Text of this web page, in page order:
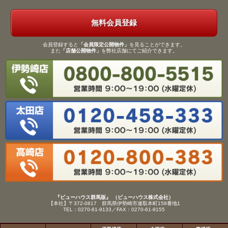
無料会員登録
会員登録すると 「会員限定公開物件」 を見ることができます。
また 「店舗公開物件」 を弊社店舗にてご紹介できます。
『ビューハウス群馬版』 （ビューハウス株式会社）
【本社】〒372-0817 群馬県伊勢崎市連取本町158番地1
TEL：0270-61-9133／FAX：0270-61-9155